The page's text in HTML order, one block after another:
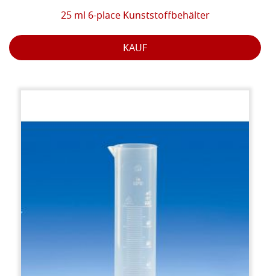
25 ml 6-place Kunststoffbehälter
KAUF